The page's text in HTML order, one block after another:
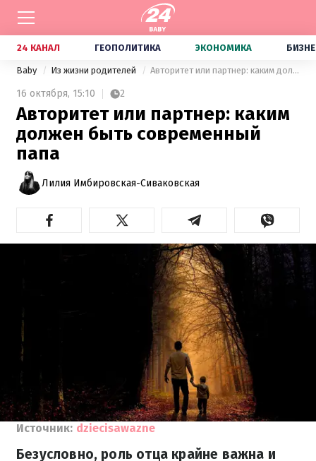
24 КАНАЛ ГЕОПОЛИТИКА ЭКОНОМИКА
Baby Из жизни родителей Авторитет или партнер: каким должен быть современный папа
16 октября, 15:10 2
Авторитет или партнер: каким
должен быть современный
папа
Лилия Имбировская-Сиваковская
Источник: dziecisawazne
Безусловно, роль отца крайне важна и